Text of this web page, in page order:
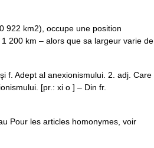
922 km2), occupe une position
200 km – alors que sa largeur varie de
f. Adept al anexionismului. 2. adj. Care
[pr.: xi o ] – Din fr.
Pour les articles homonymes, voir